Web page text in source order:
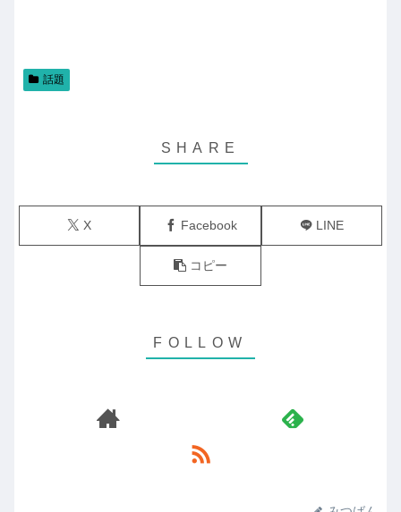
話題
X Facebook LINE
コピー